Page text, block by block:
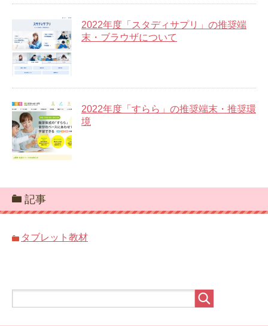
2022年度「スタディサプリ」の推奨端
末・ブラウザについて
2022年度「すらら」の推奨端末・推奨環
境
記事
タブレット教材